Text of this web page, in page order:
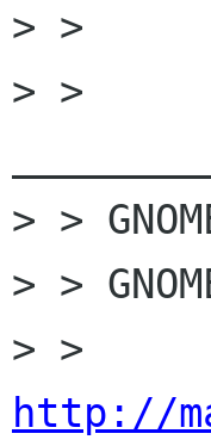
> >
> >
> >
> >
http://